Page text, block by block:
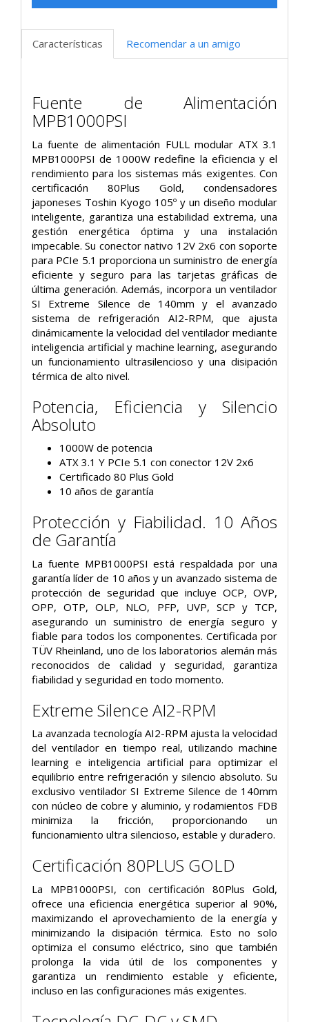
Características Recomendar a un amigo
Fuente de Alimentación
MPB1000PSI
La fuente de alimentación FULL modular ATX 3.1
MPB1000PSI de 1000W redefine la eficiencia y el
rendimiento para los sistemas más exigentes. Con
certificación 80Plus Gold, condensadores
japoneses Toshin Kyogo 105º y un diseño modular
inteligente, garantiza una estabilidad extrema, una
gestión energética óptima y una instalación
impecable. Su conector nativo 12V 2x6 con soporte
para PCIe 5.1 proporciona un suministro de energía
eficiente y seguro para las tarjetas gráficas de
última generación. Además, incorpora un ventilador
SI Extreme Silence de 140mm y el avanzado
sistema de refrigeración AI2-RPM, que ajusta
dinámicamente la velocidad del ventilador mediante
inteligencia artificial y machine learning, asegurando
un funcionamiento ultrasilencioso y una disipación
térmica de alto nivel.
Potencia, Eficiencia y Silencio
Absoluto
1000W de potencia
ATX 3.1 Y PCIe 5.1 con conector 12V 2x6
Certificado 80 Plus Gold
10 años de garantía
Protección y Fiabilidad. 10 Años
de Garantía
La fuente MPB1000PSI está respaldada por una
garantía líder de 10 años y un avanzado sistema de
protección de seguridad que incluye OCP, OVP,
OPP, OTP, OLP, NLO, PFP, UVP, SCP y TCP,
asegurando un suministro de energía seguro y
fiable para todos los componentes. Certificada por
TÜV Rheinland, uno de los laboratorios alemán más
reconocidos de calidad y seguridad, garantiza
fiabilidad y seguridad en todo momento.
Extreme Silence AI2-RPM
La avanzada tecnología AI2-RPM ajusta la velocidad
del ventilador en tiempo real, utilizando machine
learning e inteligencia artificial para optimizar el
equilibrio entre refrigeración y silencio absoluto. Su
exclusivo ventilador SI Extreme Silence de 140mm
con núcleo de cobre y aluminio, y rodamientos FDB
minimiza la fricción, proporcionando un
funcionamiento ultra silencioso, estable y duradero.
Certificación 80PLUS GOLD
La MPB1000PSI, con certificación 80Plus Gold,
ofrece una eficiencia energética superior al 90%,
maximizando el aprovechamiento de la energía y
minimizando la disipación térmica. Esto no solo
optimiza el consumo eléctrico, sino que también
prolonga la vida útil de los componentes y
garantiza un rendimiento estable y eficiente,
incluso en las configuraciones más exigentes.